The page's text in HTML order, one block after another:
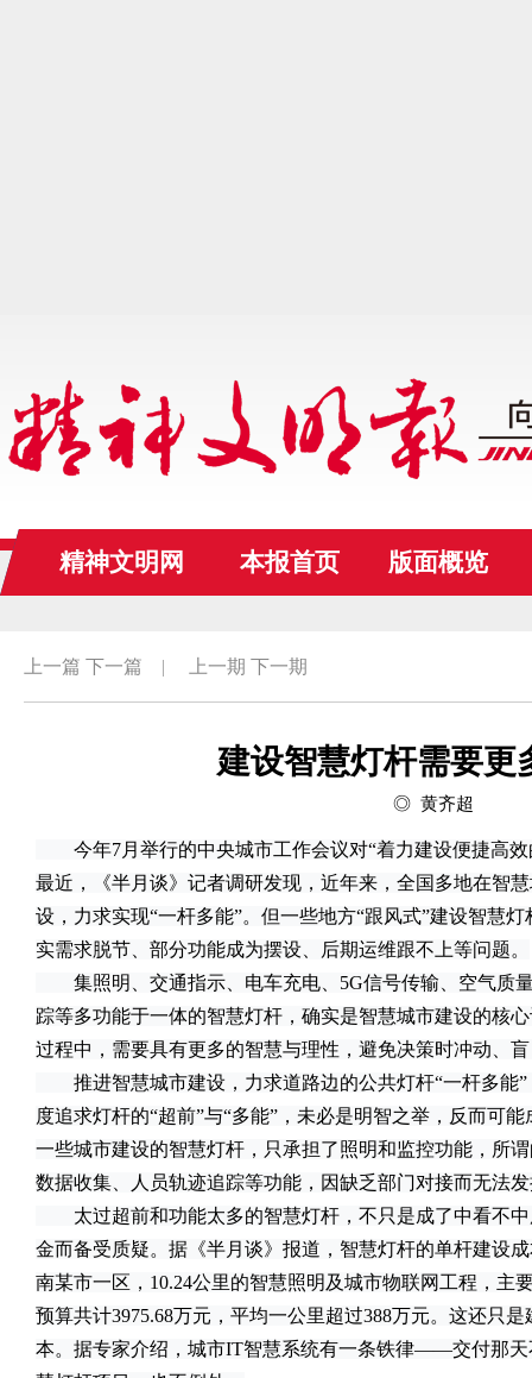
精神文明网 本报首页 版面概览
上一篇 下一篇 | 上一期 下一期
建设智慧灯杆需要更
◎ 黄齐超
今年7月举行的中央城市工作会议对“着力建设便捷高效
最近，《半月谈》记者调研发现，近年来，全国多地在智
设，力求实现“一杆多能”。但一些地方“跟风式”建设智慧
实需求脱节、部分功能成为摆设、后期运维跟不上等问题。
集照明、交通指示、电车充电、5G信号传输、空气质
踪等多功能于一体的智慧灯杆，确实是智慧城市建设的核
过程中，需要具有更多的智慧与理性，避免决策时冲动、
推进智慧城市建设，力求道路边的公共灯杆“一杆多能”
度追求灯杆的“超前”与“多能”，未必是明智之举，反而可
一些城市建设的智慧灯杆，只承担了照明和监控功能，所
数据收集、人员轨迹追踪等功能，因缺乏部门对接而无法
太过超前和功能太多的智慧灯杆，不只是成了中看不中
金而备受质疑。据《半月谈》报道，智慧灯杆的单杆建设
南某市一区，10.24公里的智慧照明及城市物联网工程，主
预算共计3975.68万元，平均一公里超过388万元。这还只
本。据专家介绍，城市IT智慧系统有一条铁律——交付那天